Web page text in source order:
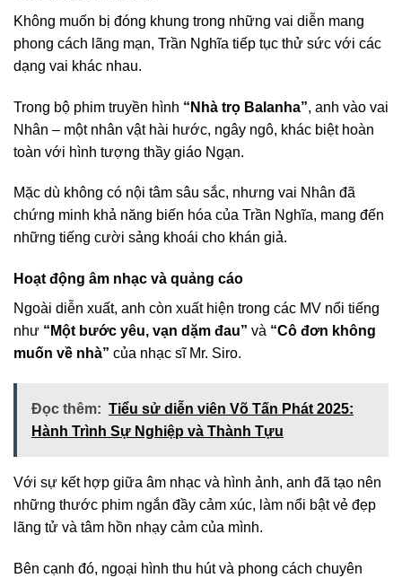
Không muốn bị đóng khung trong những vai diễn mang
phong cách lãng mạn, Trần Nghĩa tiếp tục thử sức với các
dạng vai khác nhau.
Trong bộ phim truyền hình “Nhà trọ Balanha”, anh vào vai
Nhân – một nhân vật hài hước, ngây ngô, khác biệt hoàn
toàn với hình tượng thầy giáo Ngạn.
Mặc dù không có nội tâm sâu sắc, nhưng vai Nhân đã
chứng minh khả năng biến hóa của Trần Nghĩa, mang đến
những tiếng cười sảng khoái cho khán giả.
Hoạt động âm nhạc và quảng cáo
Ngoài diễn xuất, anh còn xuất hiện trong các MV nổi tiếng
như “Một bước yêu, vạn dặm đau” và “Cô đơn không
muốn về nhà” của nhạc sĩ Mr. Siro.
Đọc thêm: Tiểu sử diễn viên Võ Tấn Phát 2025:
Hành Trình Sự Nghiệp và Thành Tựu
Với sự kết hợp giữa âm nhạc và hình ảnh, anh đã tạo nên
những thước phim ngắn đầy cảm xúc, làm nổi bật vẻ đẹp
lãng tử và tâm hồn nhạy cảm của mình.
Bên cạnh đó, ngoại hình thu hút và phong cách chuyên